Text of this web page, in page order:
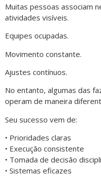
Muitas pessoas associam
atividades visíveis.
Equipes ocupadas.
Movimento constante.
Ajustes contínuos.
No entanto, algumas das
operam de maneira
Seu sucesso vem de:
• Prioridades claras
• Execução consistente
• Tomada de decisão
• Sistemas eficazes